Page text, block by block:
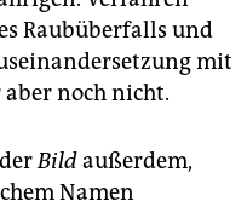
Raubüberfalls und
mit
noch nicht.
Bildaußerdem,
Namen